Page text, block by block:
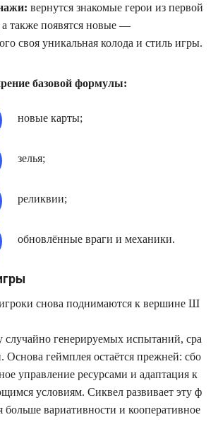
вернутся знакомые герои из первой
а также появятся новые —
своя уникальная колода и стиль игры.
базовой формулы:
новые карты;
зелья;
реликвии;
обновлённые враги и механики.
снова поднимаются к вершине Ш
случайно генерируемых испытаний, сра
геймплея остаётся прежней: сбо
управление ресурсами и адаптация к
условиям. Сиквел развивает эту ф
больше вариативности и кооперативное